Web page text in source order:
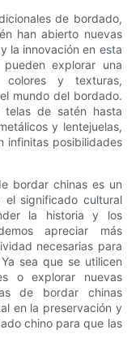
de bordado,
han abierto nuevas
la innovación en esta
explorar una
colores y texturas,
mundo del bordado.
de satén hasta
y lentejuelas,
infinitas posibilidades
bordar chinas es un
significado cultural
la historia y los
apreciar más
necesarias para
sea que se utilicen
o explorar nuevas
de bordar chinas
en la preservación y
chino para que las